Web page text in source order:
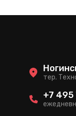
тер.
+7